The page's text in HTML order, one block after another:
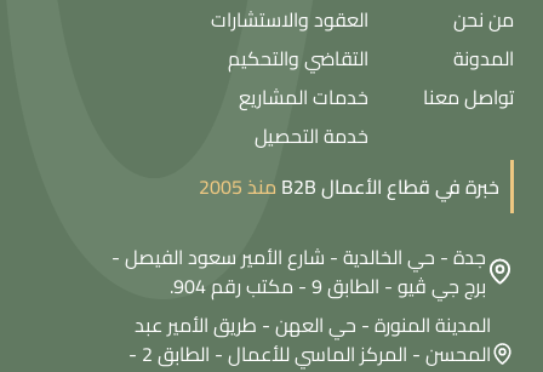
من نحن
المدونة
تواصل معنا
العقود والاستشارات
التقاضي والتحكيم
خدمات المشاريع
خدمة التحصيل
خبرة في قطاع الأعمال B2B
منذ 2005
جدة - حي الخالدية - شارع الأمير سعود الفيصل -
برج جي ڤيو - الطابق 9 - مكتب رقم 904.
المدينة المنورة - حي العهن - طريق الأمير عبد
المحسن - المركز الماسي للأعمال - الطابق 2 -